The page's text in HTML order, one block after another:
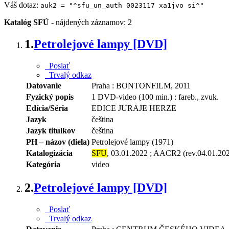
Váš dotaz: auk2 = "^sfu_un_auth 0023117 xa1jvo si^"
Katalóg SFÚ - nájdených záznamov: 2
1.Petrolejové lampy [DVD]
Poslať
Trvalý odkaz
Datovanie
Praha : BONTONFILM, 2011
Fyzický popis
1 DVD-video (100 min.) : fareb., zvuk.
Edícia/Séria
EDICE JURAJE HERZE
Jazyk
čeština
Jazyk titulkov
čeština
PH – názov (diela) Petrolejové lampy (1971)
Katalogizácia
SFU, 03.01.2022 ; AACR2
Kategória
video
2.Petrolejové lampy [DVD]
Poslať
Trvalý odkaz